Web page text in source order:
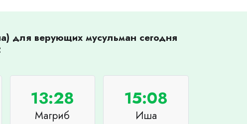
для верующих мусульман сегодня
13:28
Магриб
15:08
Иша